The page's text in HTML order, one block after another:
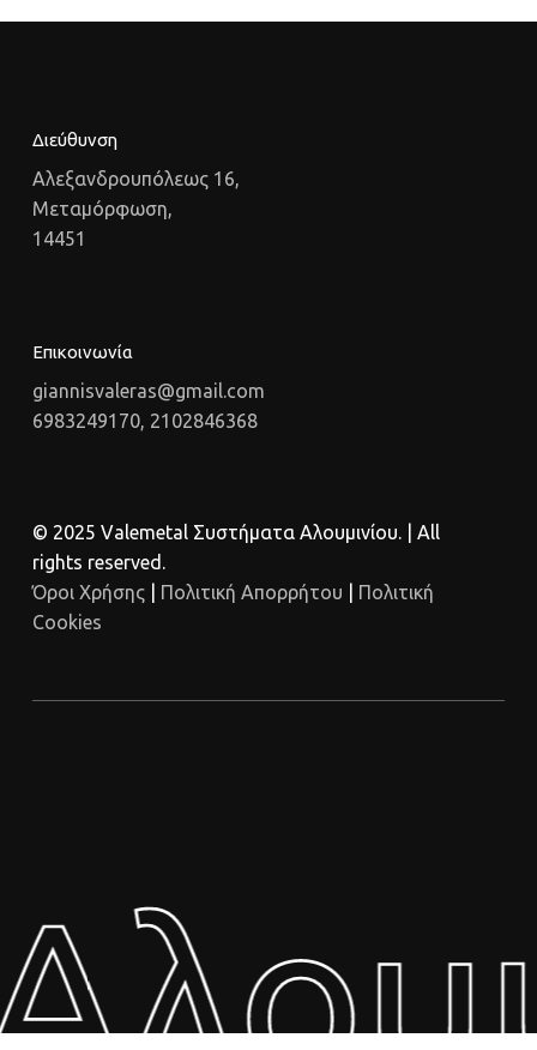
Διεύθυνση
Αλεξανδρουπόλεως 16,
Μεταμόρφωση,
14451
Επικοινωνία
giannisvaleras@gmail.com
6983249170, 2102846368
© 2025 Valemetal Συστήματα Αλουμινίου. | All
rights reserved.
Όροι Χρήσης| Πολιτική Απορρήτου
Πολιτική
Cookies